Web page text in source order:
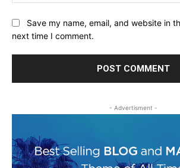
Save my name, email, and website in
next time I comment.
- Advertisment -